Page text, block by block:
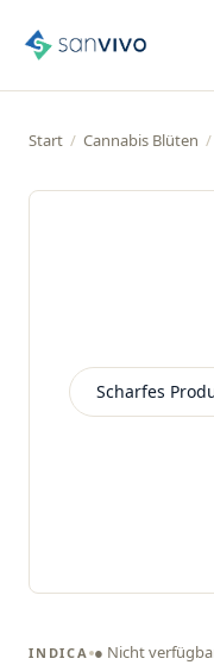
Start / Cannabis Blüten /
Scharfes
INDICA ● Nicht